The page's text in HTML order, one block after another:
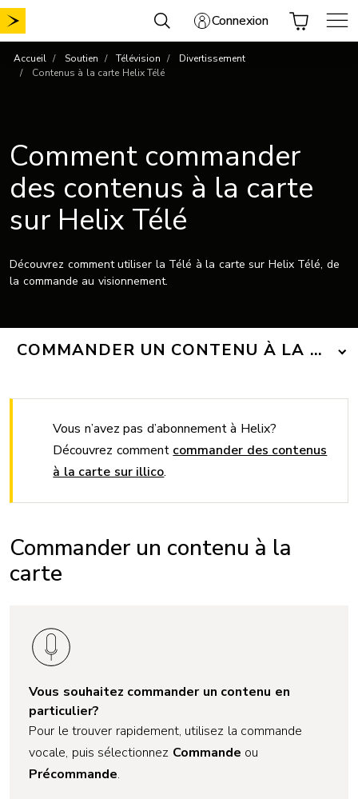
Aller
au
Connexion
Accueil Soutien Télévision
Divertissement
Contenus à la carte Helix Télé
Comment commander
des contenus à la carte
sur Helix Télé
Découvrez comment utiliser la Télé à la carte sur Helix Télé, de
la commande au visionnement.
COMMANDER UN CONTENU À LA
Vous n’avez pas d’abonnement à Helix?
Découvrez comment commander des contenus
à la carte sur illico.
Commander un contenu à la
carte
Vous souhaitez commander un contenu en
particulier?
Pour le trouver rapidement, utilisez la commande
vocale, puis sélectionnez Commande ou
Précommande.